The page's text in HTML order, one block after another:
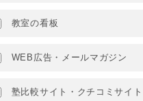
教室の看板
WEB広告・メールマガジン
塾比較サイト・クチコミサイト